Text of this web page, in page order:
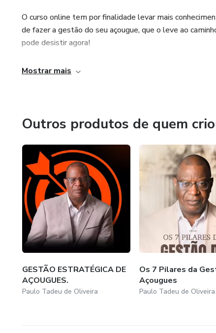
O curso online tem por finalidade levar mais
de fazer a gestão do seu açougue, que o leve ao
pode desistir agora!
Mostrar mais
Outros produtos de quem
GESTÃO ESTRATÉGICA DE
AÇOUGUES.
Paulo Tadeu de Oliveira
Os 7 Pilares da
Açougues
Paulo Tadeu de Oliveira